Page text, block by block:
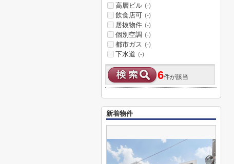
高層ビル (-)
飲食店可 (-)
居抜物件 (-)
個別空調 (-)
都市ガス (-)
下水道 (-)
6件が該当
新着物件